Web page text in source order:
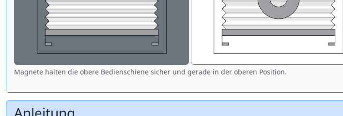
Magnete halten die obere Bedienschiene sicher und gerade in der oberen Position.